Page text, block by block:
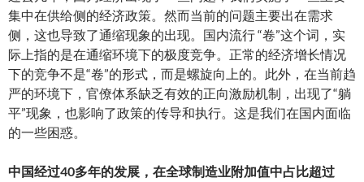
集中在供给侧的经济政策。然而当前的问题主要出在需求
侧，这也导致了通缩现象的出现。国内流行 “卷”这个词，实
际上指的是在通缩环境下的极度竞争。正常的经济增长情况
下的竞争不是“卷”的形式，而是螺旋向上的。此外，在当前趋
严的环境下，官僚体系缺乏有效的正向激励机制，出现了“躺
平”现象，也影响了政策的传导和执行。这是我们在国内面临
的一些困惑。
中国经过40多年的发展，在全球制造业附加值中占比超过